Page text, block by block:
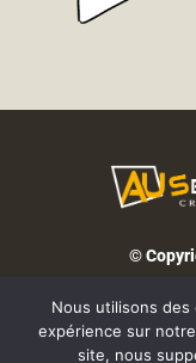
©
Nous utilisons des
expérience sur
site, nous